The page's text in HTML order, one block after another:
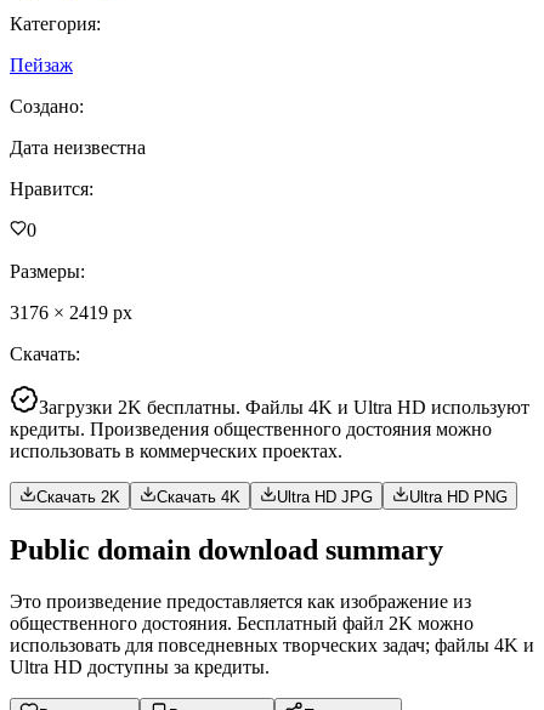
Категория:
Пейзаж
Создано:
Дата неизвестна
Нравится:
0
Размеры:
3176 × 2419 px
Скачать:
Загрузки 2K бесплатны. Файлы 4K и Ultra HD используют
кредиты. Произведения общественного достояния можно
использовать в коммерческих проектах.
Скачать 2K Скачать 4K Ultra HD JPG Ultra HD PNG
Public domain download summary
Это произведение предоставляется как изображение из
общественного достояния. Бесплатный файл 2K можно
использовать для повседневных творческих задач; файлы 4K и
Ultra HD доступны за кредиты.